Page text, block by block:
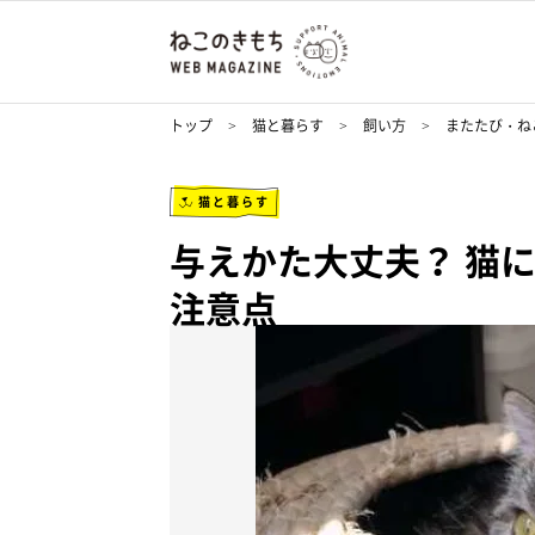
トップ 猫と暮らす 飼い方 またたび・
猫と暮らす
与えかた大丈夫？ 猫
注意点